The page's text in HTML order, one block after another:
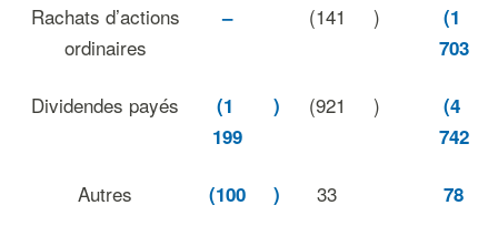
Rachats d’actions
ordinaires
– (141 )
(1
703
Dividendes payés
(1
199
) (921 )
(4
742
Autres (100 ) 33 78